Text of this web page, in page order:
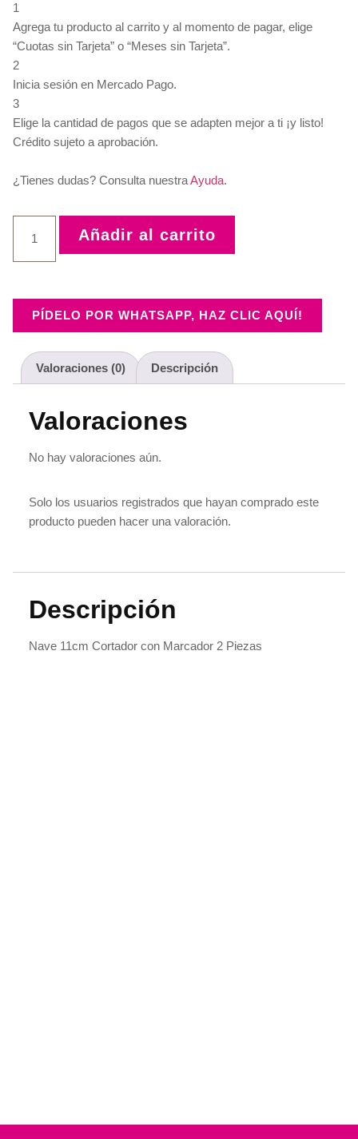
1
Agrega tu producto al carrito y al momento de pagar, elige
“Cuotas sin Tarjeta” o “Meses sin Tarjeta”.
2
Inicia sesión en Mercado Pago.
3
Elige la cantidad de pagos que se adapten mejor a ti ¡y listo!
Crédito sujeto a aprobación.
¿Tienes dudas? Consulta nuestraAyuda.
Añadir al carrito
PÍDELO POR WHATSAPP, HAZ CLIC AQUÍ!
Valoraciones (0) Descripción
Valoraciones
No hay valoraciones aún.
Solo los usuarios registrados que hayan comprado este
producto pueden hacer una valoración.
Descripción
Nave 11cm Cortador con Marcador 2 Piezas